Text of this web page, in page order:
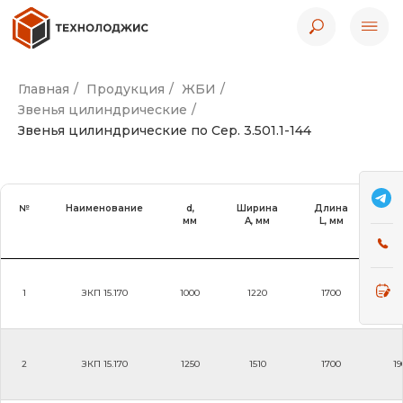
Главная / Продукция / ЖБИ /
Звенья цилиндрические /
Звенья цилиндрические по Сер. 3.501.1-144
№ Наименование
d,
мм
Ширина
A, мм
Длина
L, мм
1 ЗКП 15.170 1000 1220 1700
2 ЗКП 15.170 1250 1510 1700